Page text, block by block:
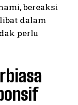
bereaksi
dalam
perlu